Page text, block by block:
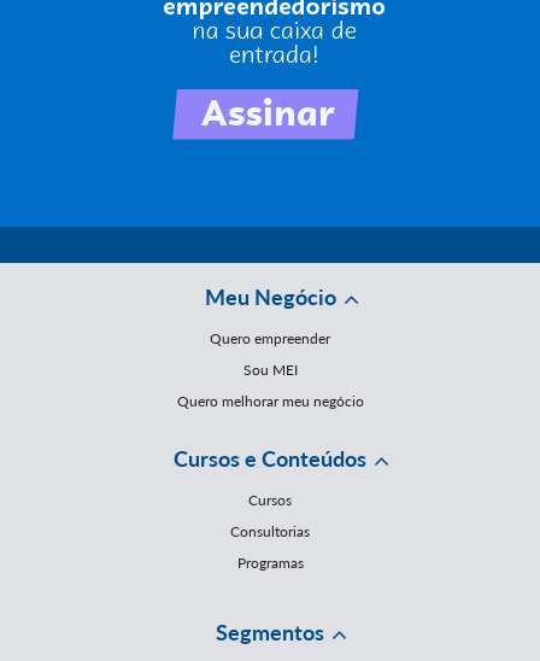
Meu Negócio
Quero empreender
Sou MEI
Quero melhorar meu negócio
Cursos e Conteúdos
Cursos
Consultorias
Programas
Segmentos